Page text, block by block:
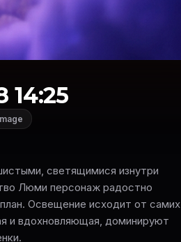
14:25
светящимися изнутри
Люми персонаж радостно
Освещение исходит от самих
и вдохновляющая, доминируют